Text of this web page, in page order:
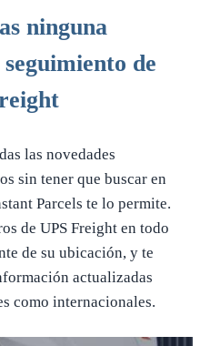
ninguna
de
las novedades
sin tener que buscar en
Parcels te lo permite.
de UPS Freight en todo
de su ubicación, y te
actualizadas
como internacionales.